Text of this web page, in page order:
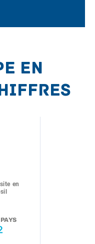
en
en